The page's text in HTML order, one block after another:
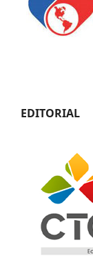
EDITORIAL